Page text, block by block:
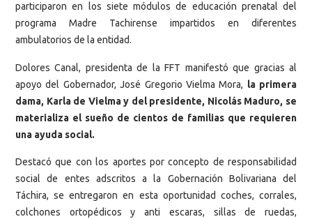
participaron en los siete módulos de educación prenatal del
programa Madre Tachirense impartidos en diferentes
ambulatorios de la entidad.
Dolores Canal, presidenta de la FFT manifestó que gracias al
apoyo del Gobernador, José Gregorio Vielma Mora, la primera
dama, Karla de Vielma y del presidente, Nicolás Maduro, se
materializa el sueño de cientos de familias que requieren
una ayuda social.
Destacó que con los aportes por concepto de responsabilidad
social de entes adscritos a la Gobernación Bolivariana del
Táchira, se entregaron en esta oportunidad coches, corrales,
colchones ortopédicos y anti escaras, sillas de ruedas,